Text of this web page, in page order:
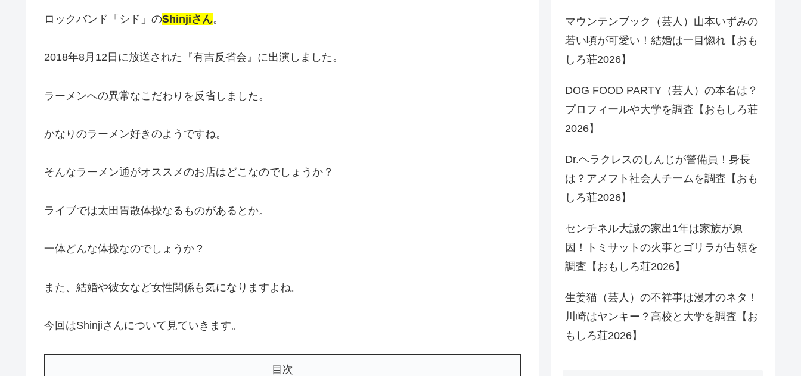
ロックバンド「シド」のShinjiさん。
2018年8月12日に放送された『有吉反省会』に出演しました。
ラーメンへの異常なこだわりを反省しました。
かなりのラーメン好きのようですね。
そんなラーメン通がオススメのお店はどこなのでしょうか？
ライブでは太田胃散体操なるものがあるとか。
一体どんな体操なのでしょうか？
また、結婚や彼女など女性関係も気になりますよね。
今回はShinjiさんについて見ていきます。
目次
マウンテンブック（芸人）山本いずみの
若い頃が可愛い！結婚は一目惚れ【おも
しろ荘2026】
DOG FOOD PARTY（芸人）の本名は？
プロフィールや大学を調査【おもしろ荘
2026】
Dr.ヘラクレスのしんじが警備員！身長
は？アメフト社会人チームを調査【おも
しろ荘2026】
センチネル大誠の家出1年は家族が原
因！トミサットの火事とゴリラが占領を
調査【おもしろ荘2026】
生姜猫（芸人）の不祥事は漫才のネタ！
川崎はヤンキー？高校と大学を調査【お
もしろ荘2026】